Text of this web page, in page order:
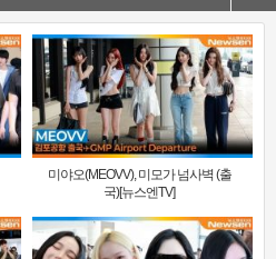
미야오(MEOVV), 미모가 넘사벽 (출
국)[뉴스엔TV]